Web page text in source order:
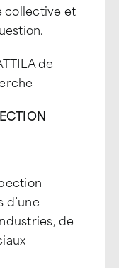
collective et
de
d’une
de